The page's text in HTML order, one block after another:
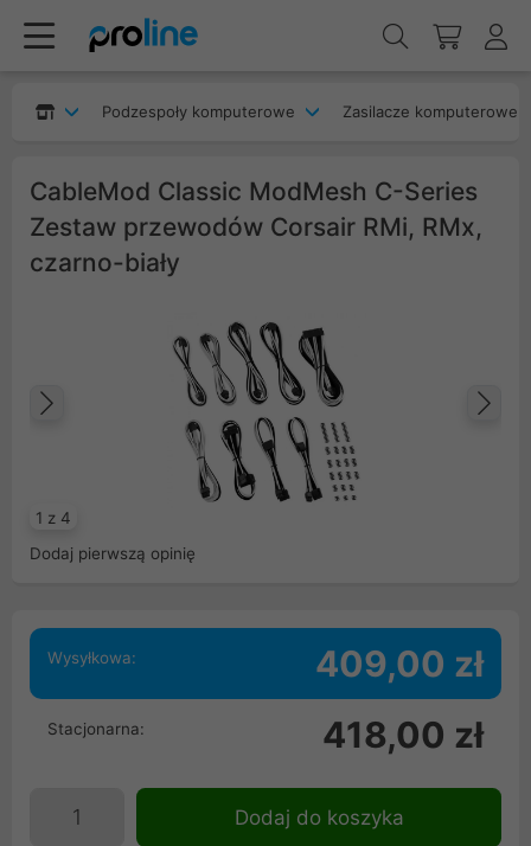
Podzespoły komputerowe Zasilacze komputerowe
CableMod Classic ModMesh C-Series
Zestaw przewodów Corsair RMi, RMx,
czarno-biały
1 z 4
Poprzedni
Dodaj pierwszą opinię
Wysyłkowa: 409,00 zł
Stacjonarna: 418,00 zł
Dodaj do koszyka